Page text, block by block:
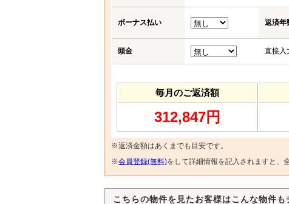
ボーナス払い 返済年
頭金 直接入
毎月のご返済額
312,847円
※返済金額はあくまでも目安です。
※会員登録(無料)をして詳細情報を記入されますと、
こちらの物件を見たお客様はこんな物件も